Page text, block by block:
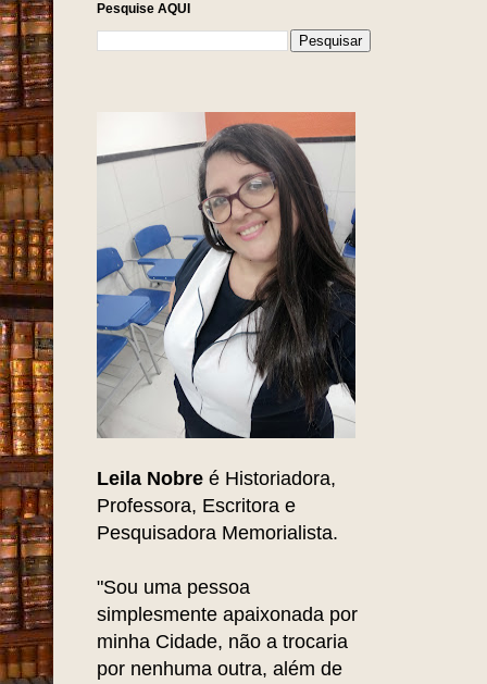
Pesquise AQUI
Leila Nobre é Historiadora,
Professora, Escritora e
Pesquisadora Memorialista.
"Sou uma pessoa
simplesmente apaixonada por
minha Cidade, não a trocaria
por nenhuma outra, além de